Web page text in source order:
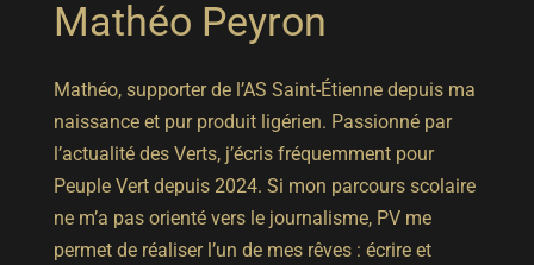
Mathéo Peyron
Mathéo, supporter de l’AS Saint-Étienne depuis ma
naissance et pur produit ligérien. Passionné par
l’actualité des Verts, j’écris fréquemment pour
Peuple Vert depuis 2024. Si mon parcours scolaire
ne m’a pas orienté vers le journalisme, PV me
permet de réaliser l’un de mes rêves : écrire et